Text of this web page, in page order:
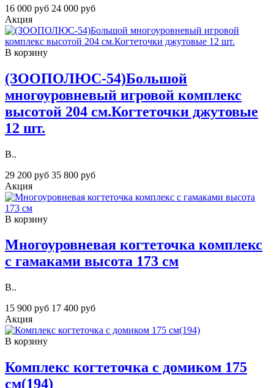
16 000 руб 24 000 руб
Акция
В корзину
(ЗООПОЛЮС-54)Большой
многоуровневый игровой комплекс
высотой 204 см.Когтеточки джутовые
12 шт.
В..
29 200 руб 35 800 руб
Акция
В корзину
Многоуровневая когтеточка комплекс
c гамаками высота 173 см
В..
15 900 руб 17 400 руб
Акция
В корзину
Комплекс когтеточка с домиком 175
см(194)